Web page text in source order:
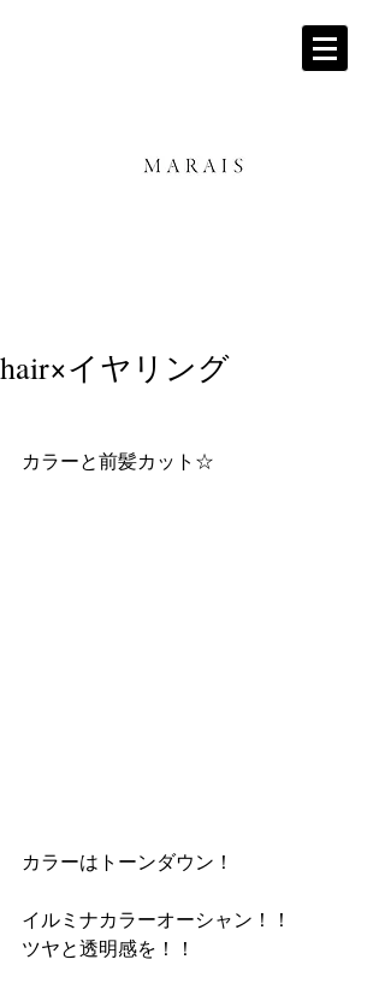
hair×イヤリング
カラーと前髪カット☆
カラーはトーンダウン！
イルミナカラーオーシャン！！
ツヤと透明感を！！